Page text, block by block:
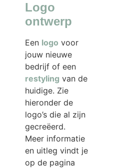
Logo
ontwerp
Een logo voor
jouw nieuwe
bedrijf of een
restyling van de
huidige. Zie
hieronder de
logo’s die al zijn
gecreëerd.
Meer informatie
en uitleg vindt je
op de pagina